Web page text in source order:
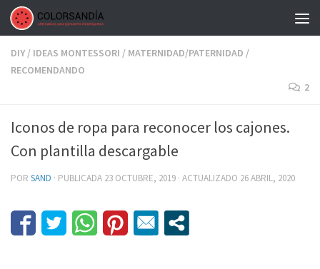
Saltar al contenido
DIY / IDEAS MONTESSORI / MATERNIDAD/PATERNIDAD /
RECOMENDANDO
2
Iconos de ropa para reconocer los cajones.
Con plantilla descargable
POR SAND · PUBLICADA 23 OCTUBRE, 2019 · ACTUALIZADO 26 ABRIL, 2020